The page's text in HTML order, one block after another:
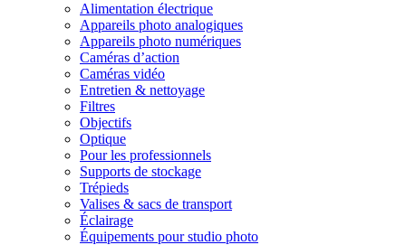
Alimentation électrique
Appareils photo analogiques
Appareils photo numériques
Caméras d’action
Caméras vidéo
Entretien & nettoyage
Filtres
Objectifs
Optique
Pour les professionnels
Supports de stockage
Trépieds
Valises & sacs de transport
Éclairage
Équipements pour studio photo